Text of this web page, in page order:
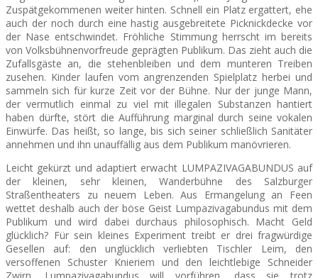
Zuspätgekommenen weiter hinten. Schnell ein Platz ergattert, ehe
auch der noch durch eine hastig ausgebreitete Picknickdecke vor
der Nase entschwindet. Fröhliche Stimmung herrscht im bereits
von Volksbühnenvorfreude geprägten Publikum. Das zieht auch die
Zufallsgäste an, die stehenbleiben und dem munteren Treiben
zusehen. Kinder laufen vom angrenzenden Spielplatz herbei und
sammeln sich für kurze Zeit vor der Bühne. Nur der junge Mann,
der vermutlich einmal zu viel mit illegalen Substanzen hantiert
haben dürfte, stört die Aufführung marginal durch seine vokalen
Einwürfe. Das heißt, so lange, bis sich seiner schließlich Sanitäter
annehmen und ihn unauffällig aus dem Publikum manövrieren.
Leicht gekürzt und adaptiert erwacht LUMPAZIVAGABUNDUS auf
der kleinen, sehr kleinen, Wanderbühne des Salzburger
Straßentheaters zu neuem Leben. Aus Ermangelung an Feen
wettet deshalb auch der böse Geist Lumpazivagabundus mit dem
Publikum und wird dabei durchaus philosophisch. Macht Geld
glücklich? Für sein kleines Experiment treibt er drei fragwürdige
Gesellen auf: den unglücklich verliebten Tischler Leim, den
versoffenen Schuster Knieriem und den leichtlebige Schneider